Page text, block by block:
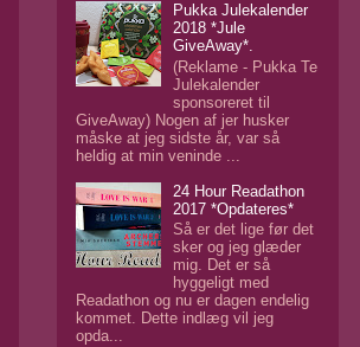
Pukka Julekalender
2018 *Jule
GiveAway*.
(Reklame - Pukka Te
Julekalender
sponsoreret til
GiveAway) Nogen af jer husker
måske at jeg sidste år, var så
heldig at min veninde ...
24 Hour Readathon
2017 *Opdateres*
Så er det lige før det
sker og jeg glæder
mig. Det er så
hyggeligt med
Readathon og nu er dagen endelig
kommet. Dette indlæg vil jeg
opda...